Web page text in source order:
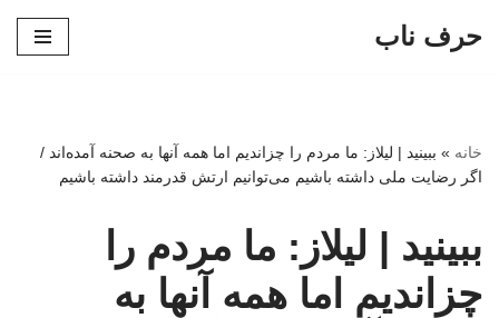
حرف ناب
خانه » ببینید | لیلاز: ما مردم را چزاندیم اما همه آنها به صحنه آمده‌اند /
اگر رضایت ملی داشته باشیم می‌توانیم ارتش قدرمند داشته باشیم
ببینید | لیلاز: ما مردم را
چزاندیم اما همه آنها به